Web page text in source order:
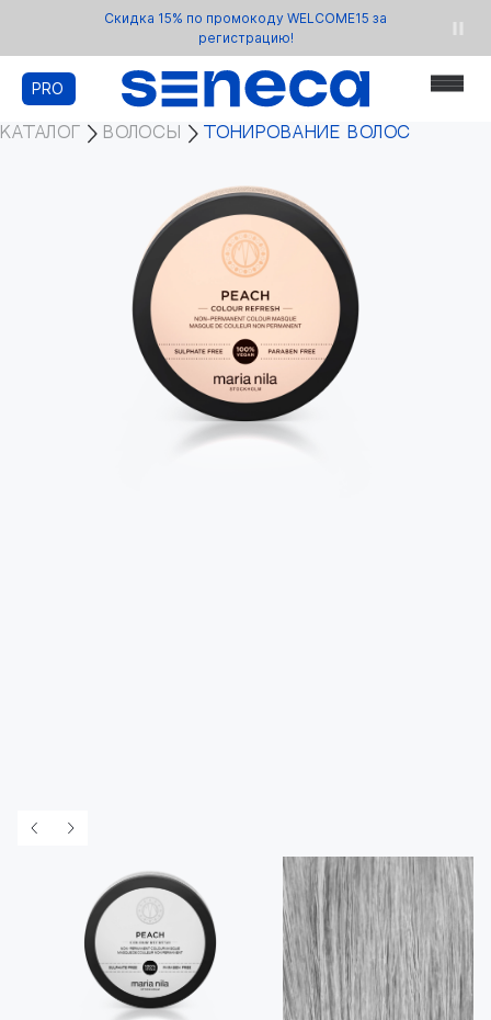
Скидка 15% по промокоду WELCOME15 за
регистрацию!
PRO
КАТАЛОГ ВОЛОСЫ ТОНИРОВАНИЕ ВОЛОС